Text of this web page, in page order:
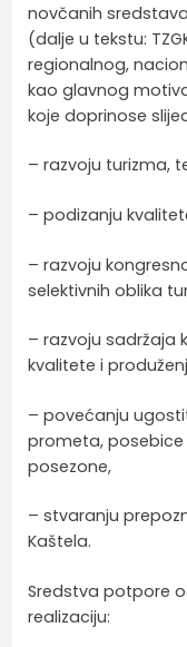
novčanih
(dalje u tekstu:
regionalnog,
kao glavnog
koje doprinose
– razvoju turizma,
– podizanju
– razvoju
selektivnih oblika
– razvoju sadržaja
kvalitete i
– povećanju
prometa, posebice
posezone,
– stvaranju
Kaštela.
Sredstva potpore
realizaciju: